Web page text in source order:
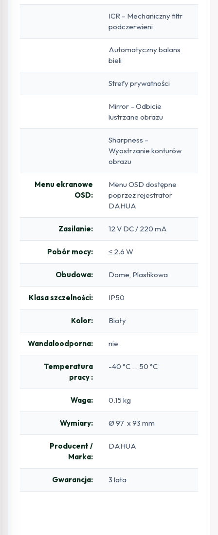
ICR – Mechaniczny filtr
podczerwieni
Automatyczny balans
bieli
Strefy prywatności
Mirror – Odbicie
lustrzane obrazu
Sharpness –
Wyostrzanie konturów
obrazu
Menu ekranowe
OSD:
Menu OSD dostępne
poprzez rejestrator
DAHUA
Zasilanie: 12 V DC / 220 mA
Pobór mocy: ≤ 2.6 W
Obudowa: Dome, Plastikowa
Klasa szczelności: IP50
Kolor: Biały
Wandaloodporna: nie
Temperatura
pracy :
-40 °C … 50 °C
Waga: 0.15 kg
Wymiary: Ø 97 x 93 mm
Producent /
Marka:
DAHUA
Gwarancja: 3 lata